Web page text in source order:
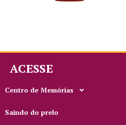
ACESSE
Centro de Memórias
Saindo do prelo